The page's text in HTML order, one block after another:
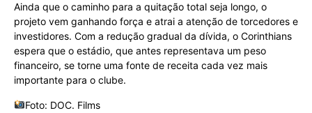
Ainda que o caminho para a quitação total seja longo, o
projeto vem ganhando força e atrai a atenção de torcedores e
investidores. Com a redução gradual da dívida, o Corinthians
espera que o estádio, que antes representava um peso
financeiro, se torne uma fonte de receita cada vez mais
importante para o clube.
Foto: DOC. Films